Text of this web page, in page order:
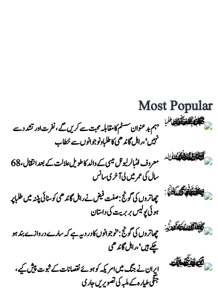
Most Popular
’ہم بدعنوان سسٹم کا مقابلہ محبت سے کریں گے، نفرت اور تشدد سے
نہیں‘، راہل گاندھی کا طلبا و نوجوانوں سے خطاب
معروف فٹبالر لیونل میسی کے والد کا طویل علالت کے بعد انتقال، 68
سال کی عمر میں لی آخری سانس
چھاتروں کی گونج: صفت فیض نے راہل گاندھی کو سنائی پٹنہ میں طلبا پر
ہوئی پولیس بربریت کی داستان
چھاتروں کی گونج: ’نوجوانوں کا درد یہ ہے کہ سارے دروازے بند ہو
چکے ہیں‘، راہل گاندھی
ایران نے جنگ میں امریکہ کو ہوئے نقصانات کے ثبوت پیش کیے،
جنگی طیارہ کے ملبہ کی تصویریں جاری